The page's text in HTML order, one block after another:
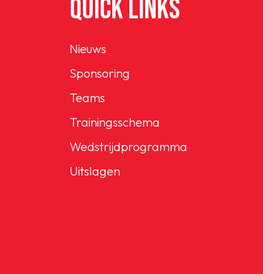
QUICK LINKS
Nieuws
Sponsoring
Teams
Trainingsschema
Wedstrijdprogramma
Uitslagen